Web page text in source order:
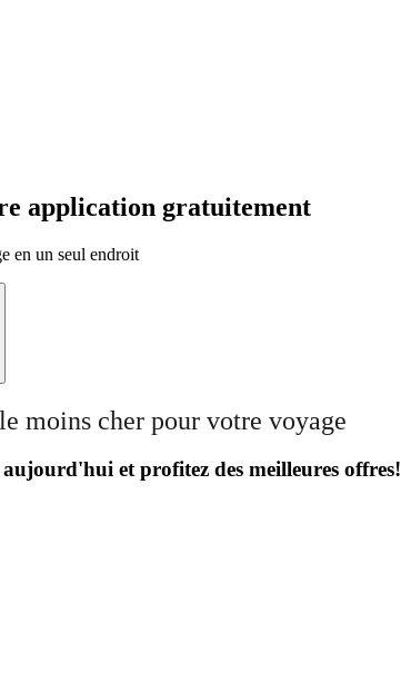
application gratuitement
en un seul endroit
moins cher pour votre voyage
et profitez des meilleures offres!